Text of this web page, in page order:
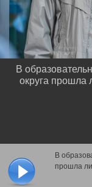
В
прошла
В
округа